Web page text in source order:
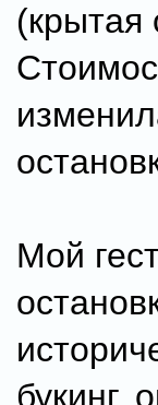
(крытая
Мой
букинг,